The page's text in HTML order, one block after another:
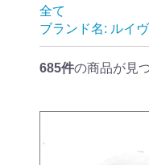
全て
ブランド名: ルイ
685件の商品が見